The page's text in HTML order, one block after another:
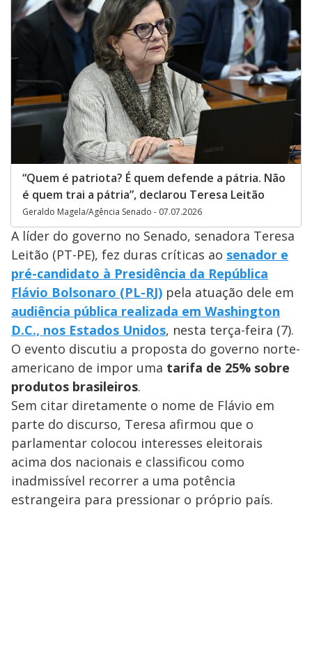
“Quem é patriota? É quem defende a pátria. Não
é quem trai a pátria”, declarou Teresa Leitão
Geraldo Magela/Agência Senado - 07.07.2026
A líder do governo no Senado, senadora Teresa
Leitão (PT-PE), fez duras críticas ao senador e
pré-candidato à Presidência da República
Flávio Bolsonaro (PL-RJ) pela atuação dele em
audiência pública realizada em Washington
D.C., nos Estados Unidos, nesta terça-feira (7).
O evento discutiu a proposta do governo norte-
americano de impor uma tarifa de 25% sobre
produtos brasileiros.
Sem citar diretamente o nome de Flávio em
parte do discurso, Teresa afirmou que o
parlamentar colocou interesses eleitorais
acima dos nacionais e classificou como
inadmissível recorrer a uma potência
estrangeira para pressionar o próprio país.